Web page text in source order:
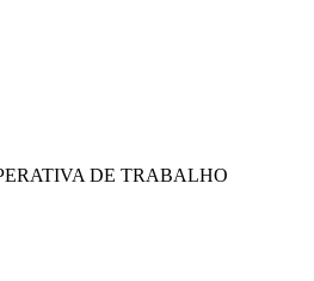
DE TRABALHO